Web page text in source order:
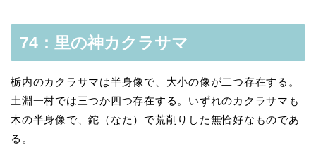
74：里の神カクラサマ
栃内のカクラサマは半身像で、大小の像が二つ存在する。
土淵一村では三つか四つ存在する。いずれのカクラサマも
木の半身像で、鉈（なた）で荒削りした無恰好なものであ
る。